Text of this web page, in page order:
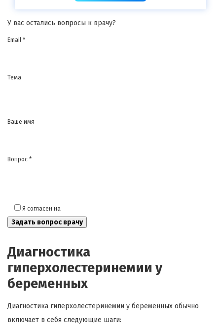
У вас остались вопросы к врачу?
Email *
Тема
Ваше имя
Вопрос *
Я согласен на
Диагностика
гиперхолестеринемии у
беременных
Диагностика гиперхолестеринемии у беременных обычно
включает в себя следующие шаги: